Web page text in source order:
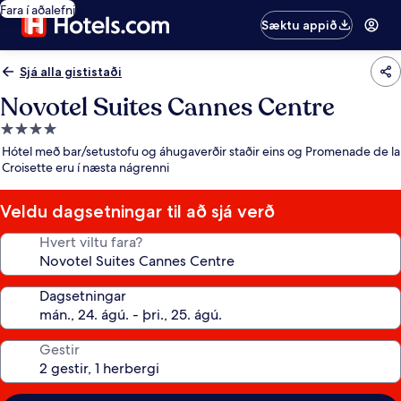
Fara í aðalefni
Sæktu appið
Sjá alla gististaði
Novotel Suites Cannes Centre
4.0
stjörnu
gististaður
Hótel með bar/setustofu og áhugaverðir staðir eins og Promenade de la
Croisette eru í næsta nágrenni
Veldu dagsetningar til að sjá verð
Hvert viltu fara?
Dagsetningar
Gestir